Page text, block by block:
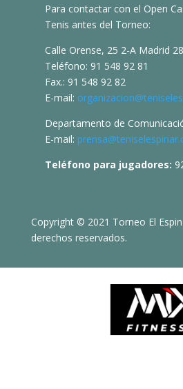
Para contactar con el Open
Tenis antes del Torneo:
Calle Orense, 25 2-A Madrid
Teléfono: 91 548 92 81
Fax.: 91 548 92 82
E-mail:
Departamento de
E-mail:
Teléfono para jugadores:
Copyright © 2021 Torneo El
derechos reservados.